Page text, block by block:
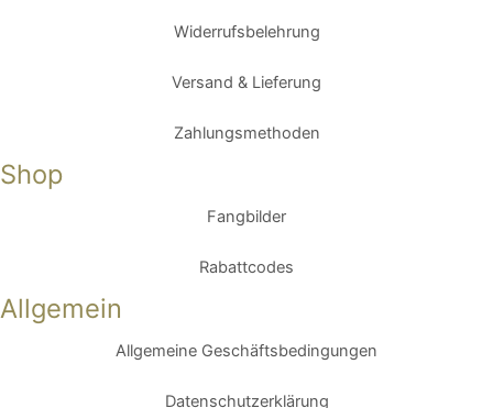
Widerrufsbelehrung
Versand & Lieferung
Zahlungsmethoden
Shop
Fangbilder
Rabattcodes
Allgemein
Allgemeine Geschäftsbedingungen
Datenschutzerklärung